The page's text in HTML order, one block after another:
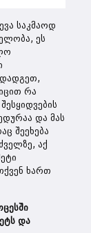
საკმაოდ
ეს
დადგეთ,
რა
და მას
შეეხება
აქ
ხართ
და